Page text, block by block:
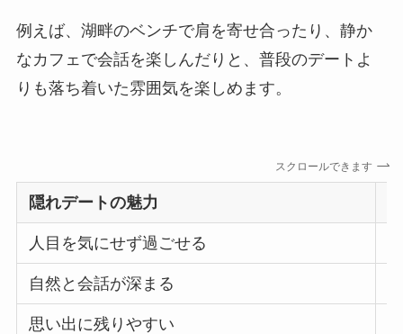
例えば、湖畔のベンチで肩を寄せ合ったり、静か
なカフェで会話を楽しんだりと、普段のデートよ
りも落ち着いた雰囲気を楽しめます。
スクロールできます
隠れデートの魅力
人目を気にせず過ごせる
自然と会話が深まる
思い出に残りやすい